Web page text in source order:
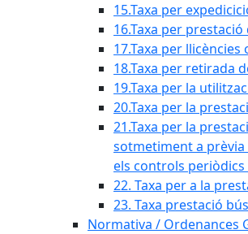
15.Taxa per
16.Taxa per
17.Taxa per
18.Taxa per retirada
19.Taxa per la
20.Taxa per la
21.Taxa per la
sotmetiment a
els controls
22. Taxa per a la
23. Taxa prestació
Normativa / Ordenances